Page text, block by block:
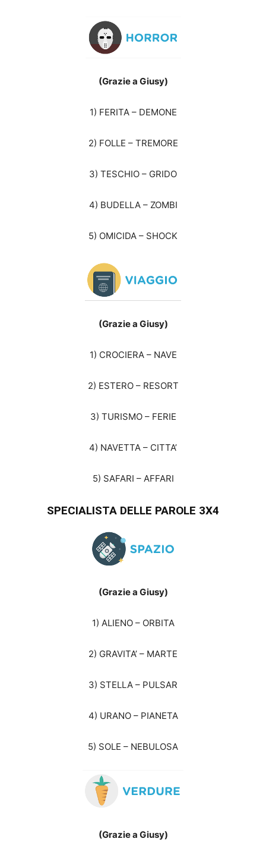
(Grazie a Giusy)
1) FERITA – DEMONE
2) FOLLE – TREMORE
3) TESCHIO – GRIDO
4) BUDELLA – ZOMBI
5) OMICIDA – SHOCK
(Grazie a Giusy)
1) CROCIERA – NAVE
2) ESTERO – RESORT
3) TURISMO – FERIE
4) NAVETTA – CITTA’
5) SAFARI – AFFARI
SPECIALISTA DELLE PAROLE 3X4
(Grazie a Giusy)
1) ALIENO – ORBITA
2) GRAVITA’ – MARTE
3) STELLA – PULSAR
4) URANO – PIANETA
5) SOLE – NEBULOSA
(Grazie a Giusy)